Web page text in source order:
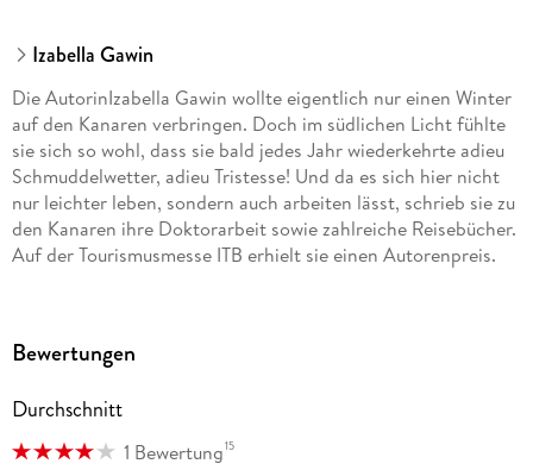
Izabella Gawin
Die AutorinIzabella Gawin wollte eigentlich nur einen Winter
auf den Kanaren verbringen. Doch im südlichen Licht fühlte
sie sich so wohl, dass sie bald jedes Jahr wiederkehrte adieu
Schmuddelwetter, adieu Tristesse! Und da es sich hier nicht
nur leichter leben, sondern auch arbeiten lässt, schrieb sie zu
den Kanaren ihre Doktorarbeit sowie zahlreiche Reisebücher.
Auf der Tourismusmesse ITB erhielt sie einen Autorenpreis.
Bewertungen
Durchschnitt
1 Bewertung15